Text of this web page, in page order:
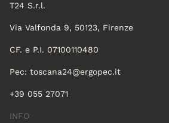
T24 S.r.l.
Via Valfonda 9, 50123, Firenze
CF. e P.I. 07100110480
Pec: toscana24@ergopec.it
+39 055 27071
INFO